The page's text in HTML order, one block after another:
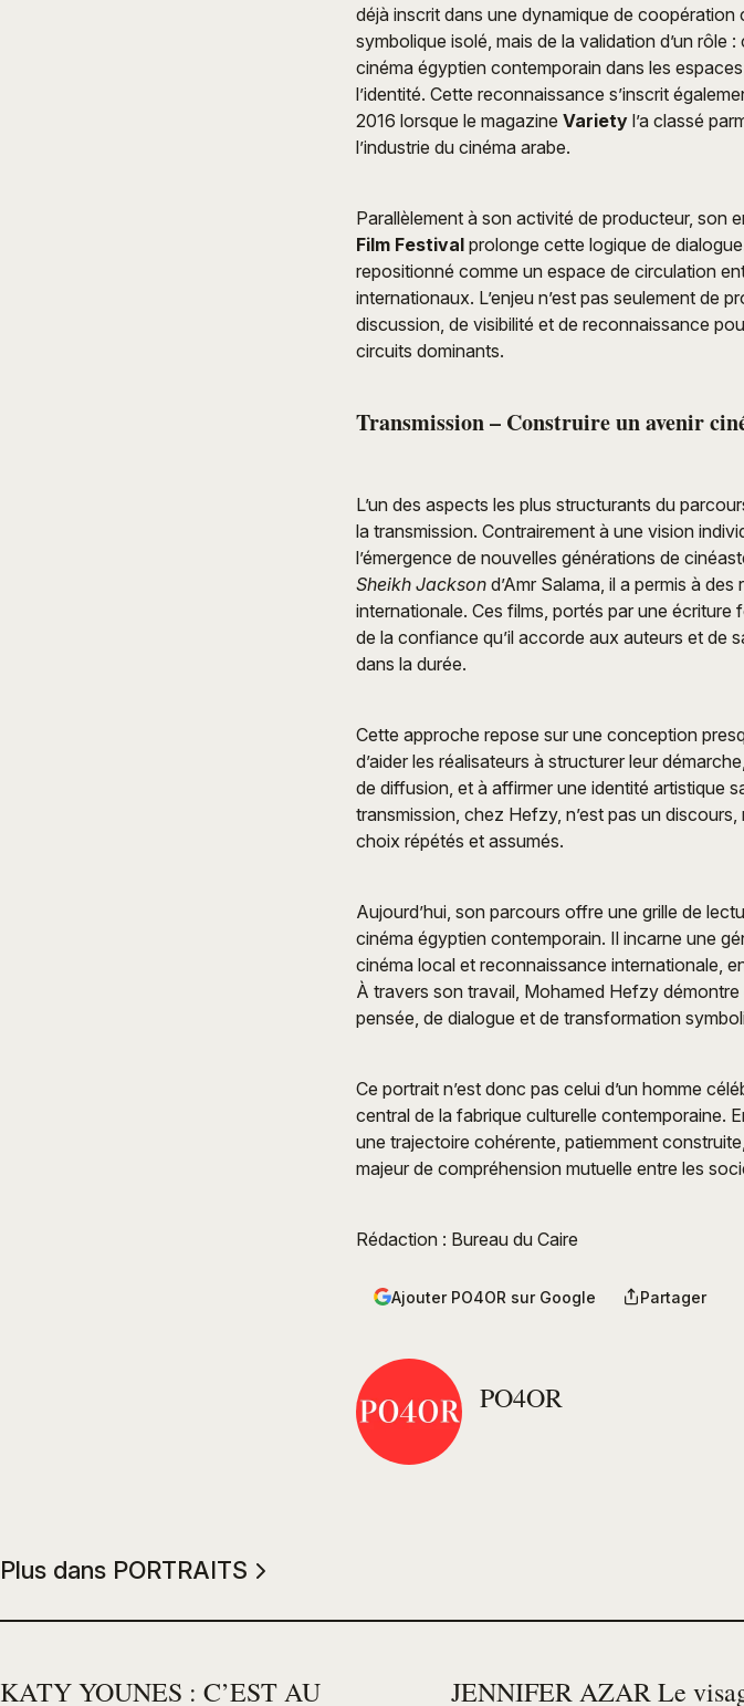
déjà inscrit dans une dynamique de coopération
symbolique isolé, mais de la validation d’un rôle
cinéma égyptien contemporain dans les
l’identité. Cette reconnaissance s’inscrit
2016 lorsque le magazine Variety l’a classé
l’industrie du cinéma arabe.
Parallèlement à son activité de producteur, son
Film Festival prolonge cette logique de
repositionné comme un espace de circulation
internationaux. L’enjeu n’est pas seulement de
discussion, de visibilité et de reconnaissance
circuits dominants.
Transmission – Construire un avenir
L’un des aspects les plus structurants du
la transmission. Contrairement à une vision
l’émergence de nouvelles générations de
Sheikh Jackson d’Amr Salama, il a permis à
internationale. Ces films, portés par une
de la confiance qu’il accorde aux auteurs et de
dans la durée.
Cette approche repose sur une conception
d’aider les réalisateurs à structurer leur
de diffusion, et à affirmer une identité artistique
transmission, chez Hefzy, n’est pas un
choix répétés et assumés.
Aujourd’hui, son parcours offre une grille de
cinéma égyptien contemporain. Il incarne une
cinéma local et reconnaissance internationale,
À travers son travail, Mohamed Hefzy
pensée, de dialogue et de transformation
Ce portrait n’est donc pas celui d’un homme
central de la fabrique culturelle contemporaine.
une trajectoire cohérente, patiemment
majeur de compréhension mutuelle entre les
Rédaction : Bureau du Caire
Ajouter PO4OR sur Google Partager
PO4OR
Plus dans PORTRAITS
KATY YOUNES : C’EST AU JENNIFER AZAR Le